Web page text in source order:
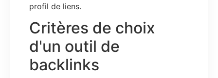
profil de liens.
Critères de choix
d'un outil de
backlinks